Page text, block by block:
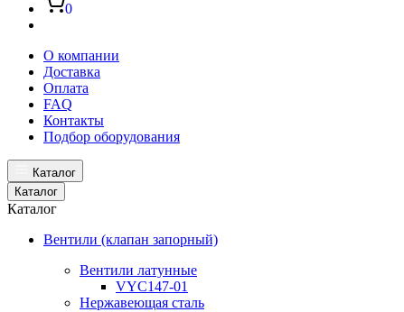
0
О компании
Доставка
Оплата
FAQ
Контакты
Подбор оборудования
Каталог
Каталог
Каталог
Вентили (клапан запорный)
Вентили латунные
VYC147-01
Нержавеющая сталь